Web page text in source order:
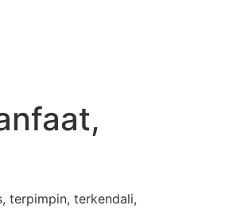
terpimpin, terkendali,